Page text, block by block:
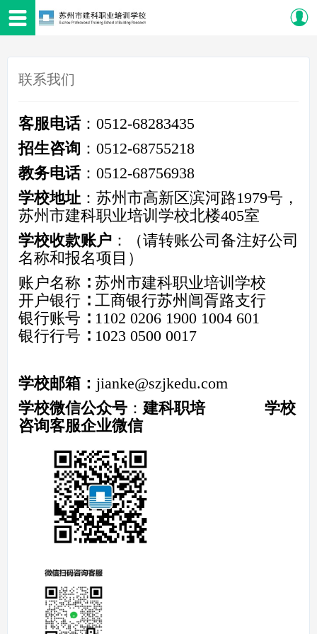
联系我们
客服电话：0512-68283435
招生咨询 ：0512-68755218
教务电话：0512-68756938
学校地址 ：苏州市高新区滨河路1979号，
苏州市建科职业培训学校北楼405室
学校收款账户 ：（请转账公司备注好公司
名称和报名项目）
账户名称 ∶ 苏州市建科职业培训学校
开户银行 ∶ 工商银行苏州阊胥路支行
银行账号 ∶ 1102 0206 1900 1004 601
银行行号 ∶ 1023 0500 0017
学校邮箱： jianke@szjkedu.com
学校微信公众号 ： 建科职培
学校
咨询客服企业微信